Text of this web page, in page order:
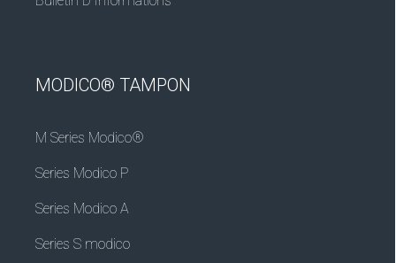
MODICO® TAMPON
M Series Modico®
Series Modico P
Series Modico A
Series S modico